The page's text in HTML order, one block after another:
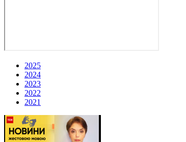
2025
2024
2023
2022
2021